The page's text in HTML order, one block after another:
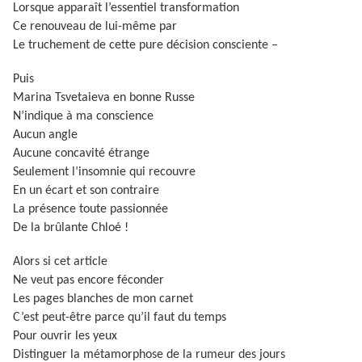
Lorsque apparaît l’essentiel transformation
Ce renouveau de lui-même par
Le truchement de cette pure décision consciente –
Puis
Marina Tsvetaieva en bonne Russe
N’indique à ma conscience
Aucun angle
Aucune concavité étrange
Seulement l’insomnie qui recouvre
En un écart et son contraire
La présence toute passionnée
De la brûlante Chloé !
Alors si cet article
Ne veut pas encore féconder
Les pages blanches de mon carnet
C’est peut-être parce qu’il faut du temps
Pour ouvrir les yeux
Distinguer la métamorphose de la rumeur des jours